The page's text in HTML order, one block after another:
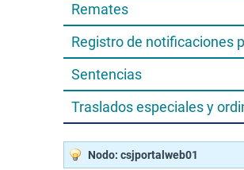
Remates
Registro de notificaciones
Sentencias
Traslados especiales y
Nodo: csjportalweb01